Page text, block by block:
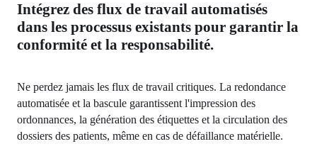
Intégrez des flux de travail automatisés
dans les processus existants pour garantir la
conformité et la responsabilité.
Ne perdez jamais les flux de travail critiques. La redondance
automatisée et la bascule garantissent l'impression des
ordonnances, la génération des étiquettes et la circulation des
dossiers des patients, même en cas de défaillance matérielle.